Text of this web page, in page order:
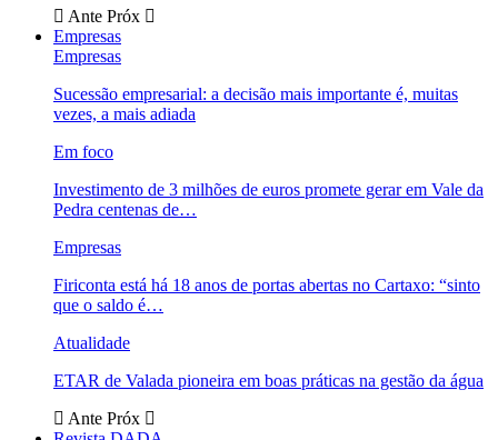
Ante Próx
Empresas
Empresas
Sucessão empresarial: a decisão mais importante é, muitas
vezes, a mais adiada
Em foco
Investimento de 3 milhões de euros promete gerar em Vale da
Pedra centenas de…
Empresas
Firiconta está há 18 anos de portas abertas no Cartaxo: “sinto
que o saldo é…
Atualidade
ETAR de Valada pioneira em boas práticas na gestão da água
Ante Próx